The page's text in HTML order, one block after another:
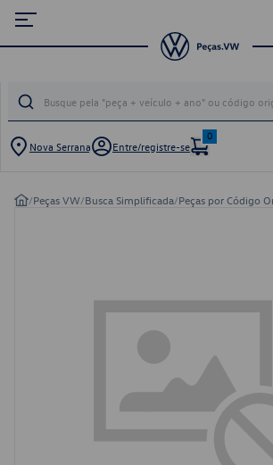
Nova Serrana Entre/registre-se
0
/Peças VW/Busca Simplificada/Peças por Código